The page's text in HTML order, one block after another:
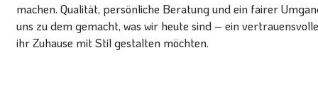
machen. Qualität, persönliche Beratung und ein fairer
uns zu dem gemacht, was wir heute sind – ein
ihr Zuhause mit Stil gestalten möchten.